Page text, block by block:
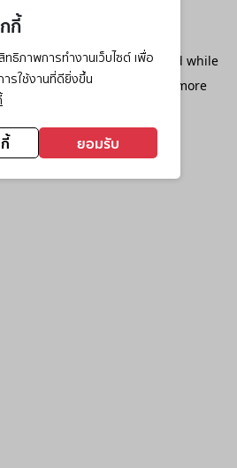
กี้
ธิภาพการทำงานเว็บไซต์ เพื่อ
รใช้งานที่ดียิ่งขึ้น
ยอมรับ
-side exception has occurred while
(see the browser console
for more
information).